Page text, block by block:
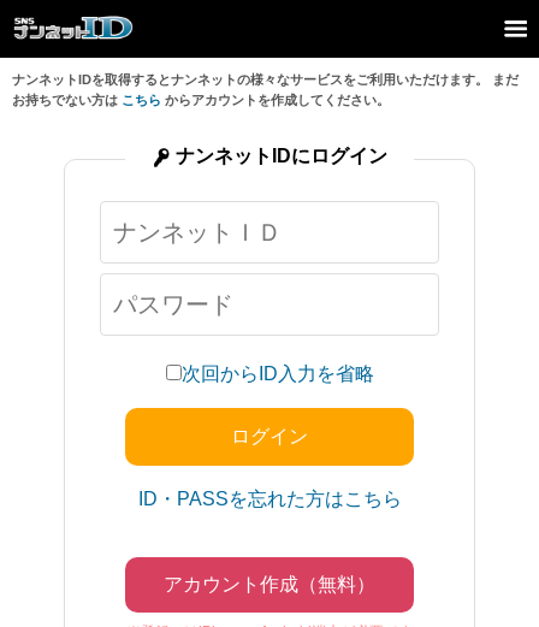
ナンネットIDを取得するとナンネットの様々なサービスをご利用いただけます。 まだ
お持ちでない方は こちら からアカウントを作成してください。
次回からID入力を省略
ID・PASSを忘れた方はこちら
アカウント作成（無料）
ナンネットIDにログイン